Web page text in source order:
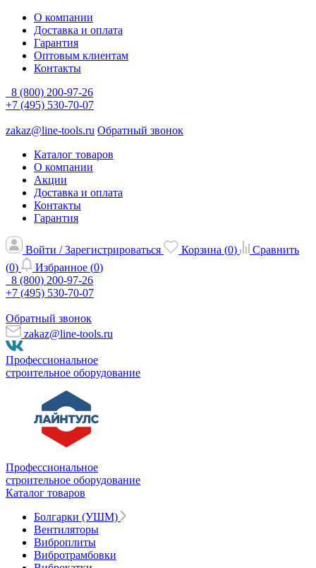
О компании
Доставка и оплата
Гарантия
Оптовым клиентам
Контакты
8 (800) 200-97-26
+7 (495) 530-70-07
zakaz@line-tools.ru Обратный звонок
Каталог товаров
О компании
Акции
Доставка и оплата
Контакты
Гарантия
Войти / Зарегистрироваться Корзина (0)
Сравнить
(0) Избранное (0)
8 (800) 200-97-26
+7 (495) 530-70-07
Обратный звонок
zakaz@line-tools.ru
Профессиональное
строительное оборудование
Профессиональное
строительное оборудование
Каталог товаров
Болгарки (УШМ)
Вентиляторы
Виброплиты
Вибротрамбовки